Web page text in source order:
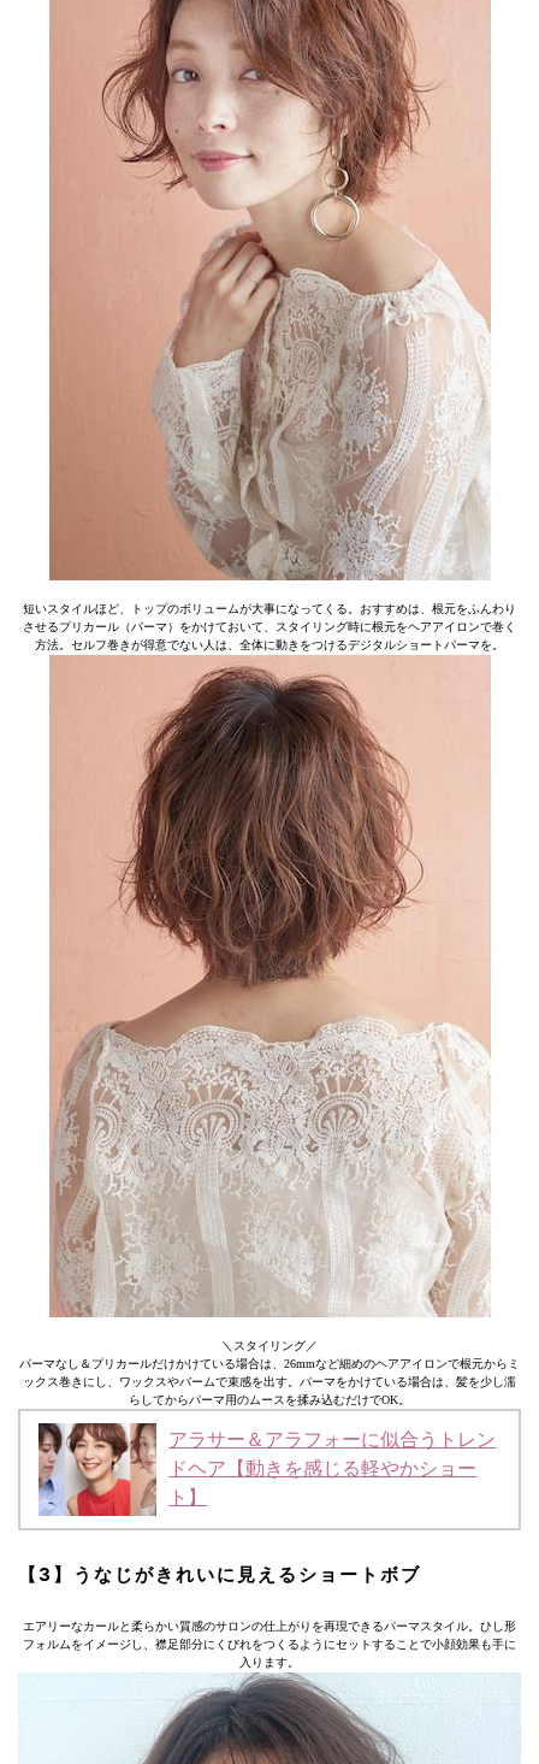
短いスタイルほど、トップのボリュームが大事になってくる。おすすめは、根元をふんわり
させるプリカール（パーマ）をかけておいて、スタイリング時に根元をヘアアイロンで巻く
方法。セルフ巻きが得意でない人は、全体に動きをつけるデジタルショートパーマを。
＼スタイリング／
パーマなし＆プリカールだけかけている場合は、26mmなど細めのヘアアイロンで根元からミ
ックス巻きにし、ワックスやバームで束感を出す。パーマをかけている場合は、髪を少し濡
らしてからパーマ用のムースを揉み込むだけでOK。
アラサー＆アラフォーに似合うトレン
ドヘア【動きを感じる軽やかショー
ト】
【3】うなじがきれいに見えるショートボブ
エアリーなカールと柔らかい質感のサロンの仕上がりを再現できるパーマスタイル。ひし形
フォルムをイメージし、襟足部分にくびれをつくるようにセットすることで小顔効果も手に
入ります。